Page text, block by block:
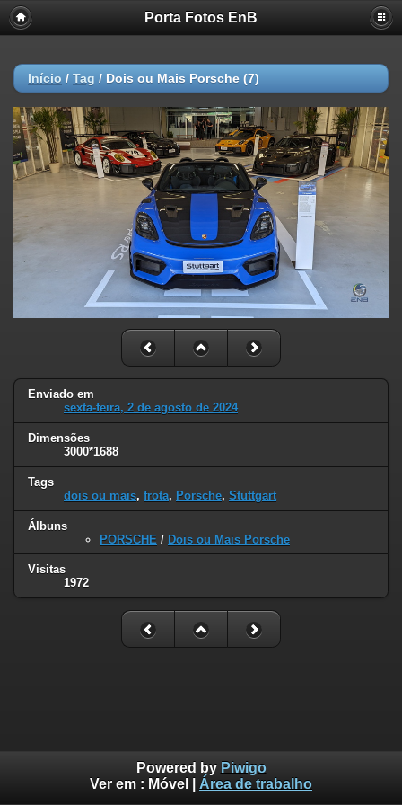
Porta Fotos EnB
Início / Tag / Dois ou Mais Porsche (7)
Enviado em
sexta-feira, 2 de agosto de 2024
Dimensões
3000*1688
Tags
dois ou mais, frota, Porsche, Stuttgart
Álbuns
PORSCHE / Dois ou Mais Porsche
Visitas
1972
Powered by Piwigo
Ver em : Móvel Área de trabalho